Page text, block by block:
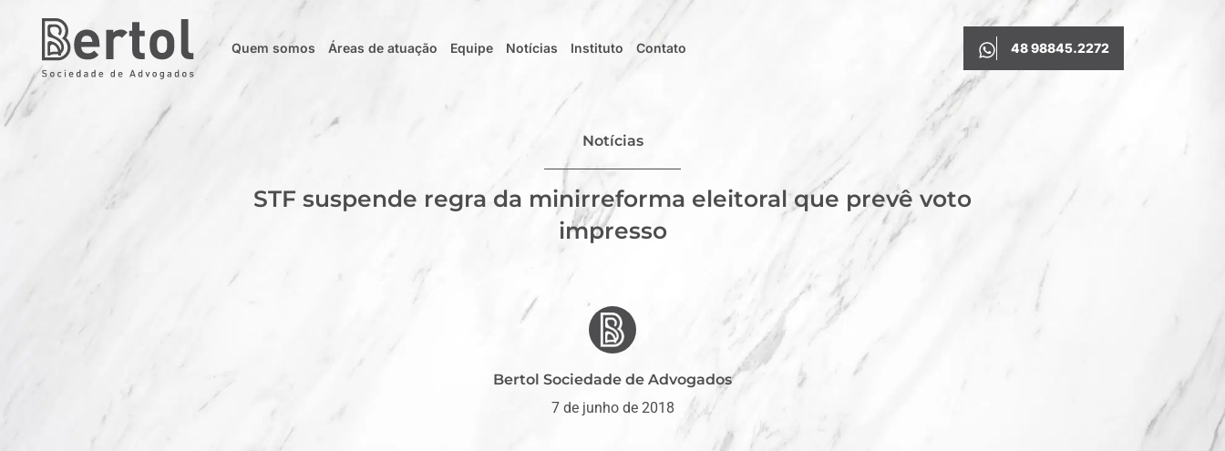
Quem somos Áreas de atuação Equipe Notícias Instituto Contato 48 98845.2272
Notícias
STF suspende regra da minirreforma eleitoral que prevê voto
impresso
Bertol Sociedade de Advogados
7 de junho de 2018